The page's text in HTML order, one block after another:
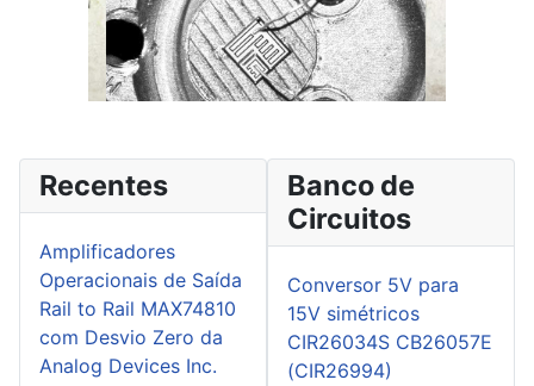
Recentes
Amplificadores
Operacionais de Saída
Rail to Rail MAX74810
com Desvio Zero da
Analog Devices Inc.
Banco de
Circuitos
Conversor 5V para
15V simétricos
CIR26034S CB26057E
(CIR26994)